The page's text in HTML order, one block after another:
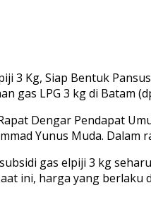
gas LPG 3 kg di Batam
Dengar Pendapat
Yunus Muda.
gas elpiji 3 kg
ini, harga yang